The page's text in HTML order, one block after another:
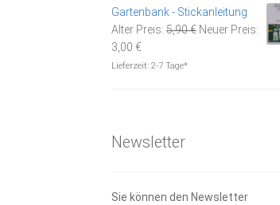
Gartenbank - Stickanleitung
Alter Preis: 5,90€ Ursprünglicher
Neuer Preis:
3,00 €Aktueller
Preis
Lieferzeit:2-7 Tage*
Newsletter
Sie können den Newsletter